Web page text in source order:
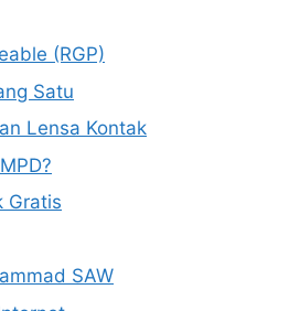
(RGP)
Satu
Lensa Kontak
Gratis
SAW